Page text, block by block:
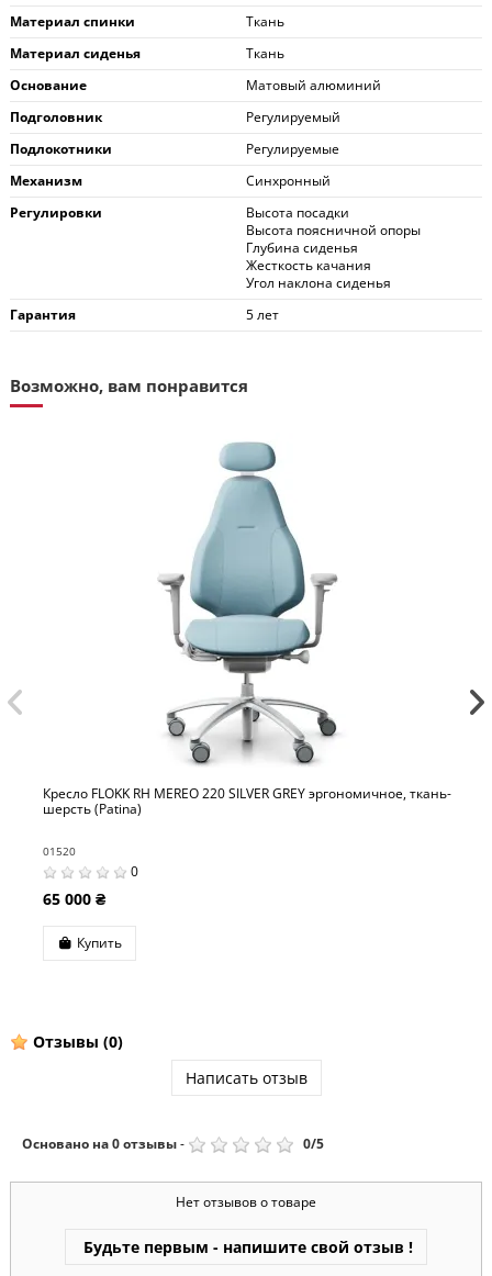
Материал спинки
Ткань
Материал сиденья
Ткань
Основание
Матовый алюминий
Подголовник
Регулируемый
Подлокотники
Регулируемые
Механизм
Синхронный
Регулировки
Высота посадки
Высота поясничной опоры
Глубина сиденья
Жесткость качания
Угол наклона сиденья
Гарантия
5 лет
Возможно, вам понравится
MEREO 220 SILVER GREY эргономичное, ткань-
Кресло FLOKK
Отзывы (0)
Написать отзыв
Основано на0отзывы- 0/5
Нет отзывов о товаре
Будьте первым - напишите свой отзыв !